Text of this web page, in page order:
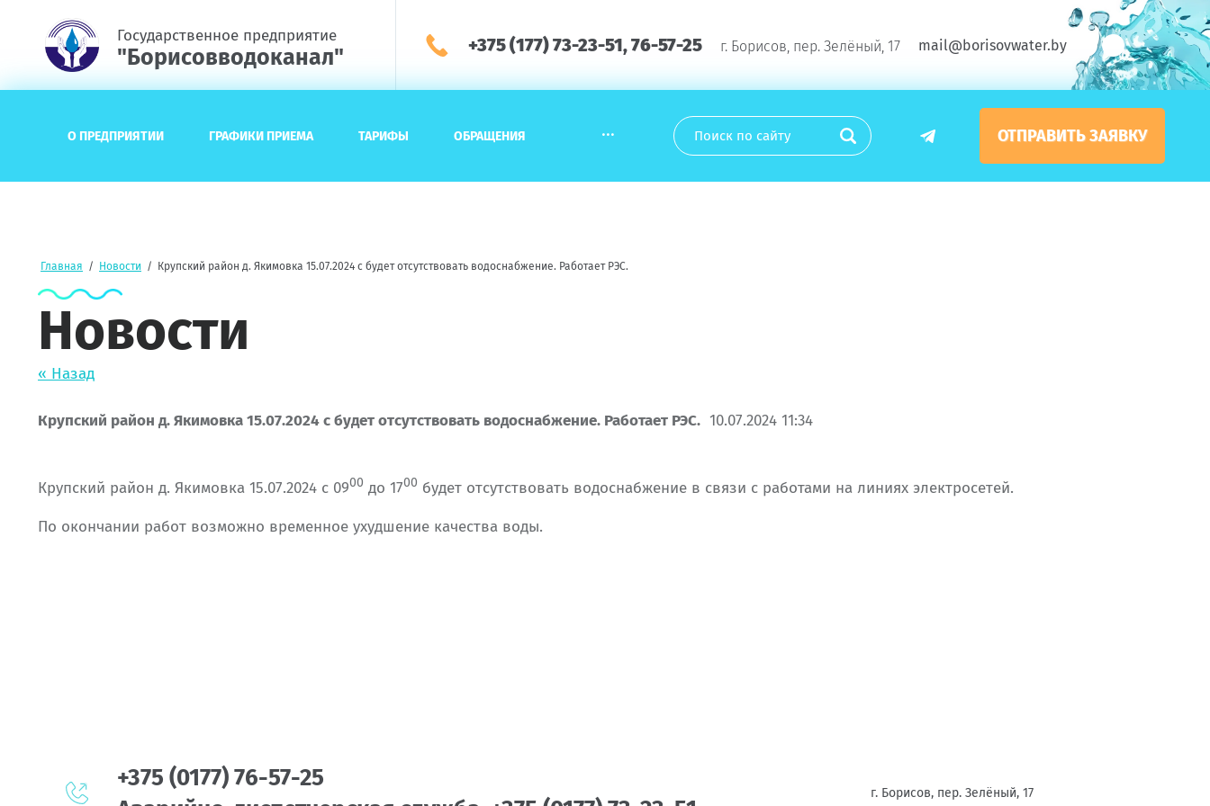
Государственное предприятие
"Борисовводоканал" +375 (177) 73-23-51, 76-57-25 г. Борисов, пер. Зелёный, 17 mail@borisovwater.by
О ПРЕДПРИЯТИИ ГРАФИКИ ПРИЕМА ТАРИФЫ ОБРАЩЕНИЯ ... ОТПРАВИТЬ ЗАЯВКУ
Главная / Новости / Крупский район д. Якимовка 15.07.2024 с будет отсутствовать водоснабжение. Работает РЭС.
Новости
« Назад
Крупский район д. Якимовка 15.07.2024 с будет отсутствовать водоснабжение. Работает РЭС. 10.07.2024 11:34
Крупский район д. Якимовка 15.07.2024 с 0900 до 1700 будет отсутствовать водоснабжение в связи с работами на линиях электросетей.
По окончании работ возможно временное ухудшение качества воды.
+375 (0177) 76-57-25
г. Борисов, пер. Зелёный, 17